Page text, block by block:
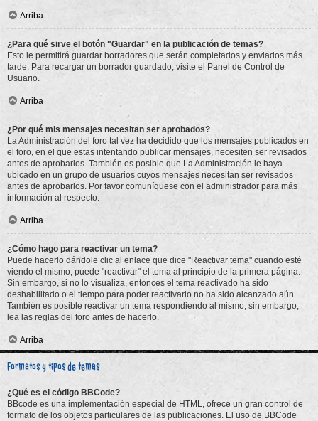
Arriba
¿Para qué sirve el botón "Guardar" en la publicación de temas?
Esto le permitirá guardar borradores que serán completados y enviados más
tarde. Para recargar un borrador guardado, visite el Panel de Control de
Usuario.
Arriba
¿Por qué mis mensajes necesitan ser aprobados?
La Administración del foro tal vez ha decidido que los mensajes publicados en
el foro, en el que estas intentando publicar mensajes, necesiten ser revisados
antes de aprobarlos. También es posible que La Administración le haya
ubicado en un grupo de usuarios cuyos mensajes necesitan ser revisados
antes de aprobarlos. Por favor comuníquese con el administrador para más
información al respecto.
Arriba
¿Cómo hago para reactivar un tema?
Puede hacerlo dándole clic al enlace que dice "Reactivar tema" cuando esté
viendo el mismo, puede "reactivar" el tema al principio de la primera página.
Sin embargo, si no lo visualiza, entonces el tema reactivado ha sido
deshabilitado o el tiempo para poder reactivarlo no ha sido alcanzado aún.
También es posible reactivar un tema respondiendo al mismo, sin embargo,
lea las reglas del foro antes de hacerlo.
Arriba
Formatos y tipos de temas
¿Qué es el código BBCode?
BBcode es una implementación especial de HTML, ofrece un gran control de
formato de los objetos particulares de las publicaciones. El uso de BBCode